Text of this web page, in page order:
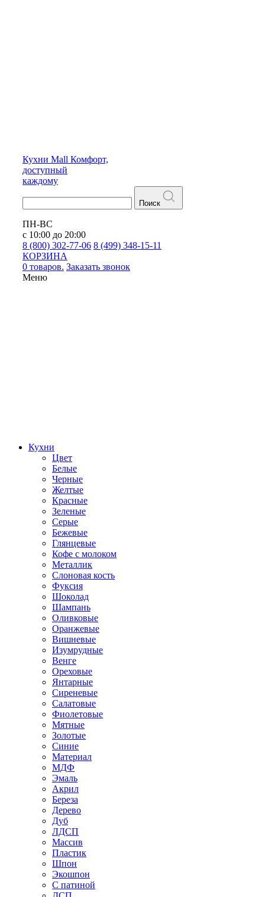
Кухни Mall Комфорт,
доступный
каждому
Поиск
ПН-ВС
с 10:00 до 20:00
8 (800) 302-77-06 8 (499) 348-15-11
КОРЗИНА
0 товаров. Заказать звонок
Меню
Кухни
Цвет
Белые
Черные
Желтые
Красные
Зеленые
Серые
Бежевые
Глянцевые
Кофе с молоком
Металлик
Слоновая кость
Фуксия
Шоколад
Шампань
Оливковые
Оранжевые
Вишневые
Изумрудные
Венге
Ореховые
Янтарные
Сиреневые
Салатовые
Фиолетовые
Мятные
Золотые
Синие
Материал
МДФ
Эмаль
Акрил
Береза
Дерево
Дуб
ЛДСП
Массив
Пластик
Шпон
Экошпон
С патиной